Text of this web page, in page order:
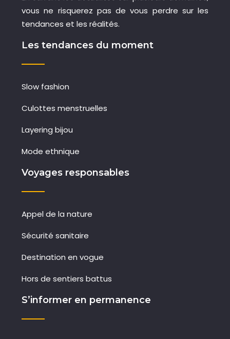
vous ne risquerez pas de vous perdre sur les
tendances et les réalités.
Les tendances du moment
Slow fashion
Culottes menstruelles
Layering bijou
Mode ethnique
Voyages responsables
Appel de la nature
Sécurité sanitaire
Destination en vogue
Hors de sentiers battus
S’informer en permanence